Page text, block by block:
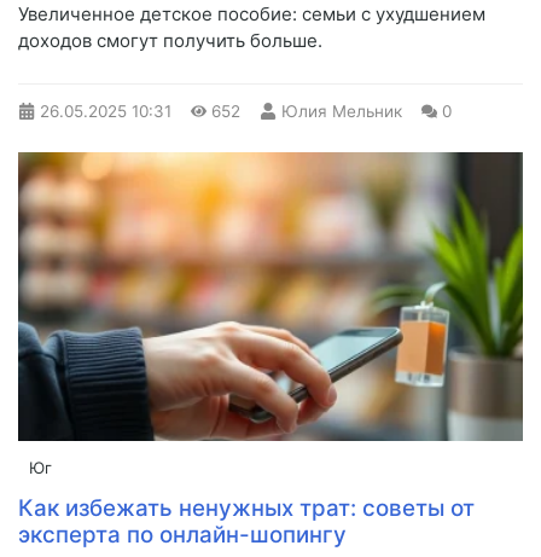
Увеличенное детское пособие: семьи с ухудшением
доходов смогут получить больше.
26.05.2025 10:31 652 Юлия Мельник 0
Юг
Как избежать ненужных трат: советы от
эксперта по онлайн-шопингу